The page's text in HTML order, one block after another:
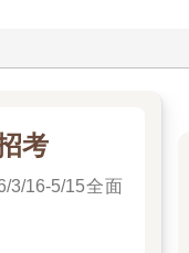
考
3/16-5/15全面